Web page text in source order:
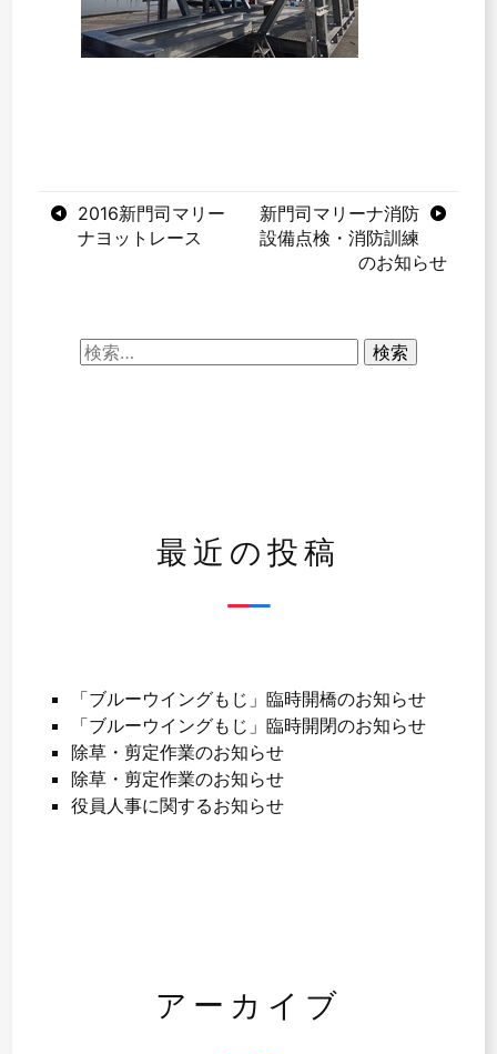
投 2016新門司マリー
ナヨットレース
新門司マリーナ消防
設備点検・消防訓練
のお知らせ
検
最近の投稿
「ブルーウイングもじ」臨時開橋のお知らせ
「ブルーウイングもじ」臨時開閉のお知らせ
除草・剪定作業のお知らせ
除草・剪定作業のお知らせ
役員人事に関するお知らせ
アーカイブ